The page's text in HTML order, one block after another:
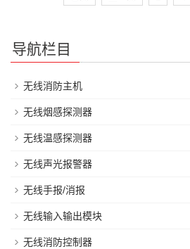
导航栏目
无线消防主机
无线烟感探测器
无线温感探测器
无线声光报警器
无线手报/消报
无线输入输出模块
无线消防控制器